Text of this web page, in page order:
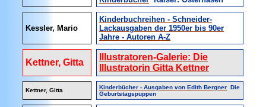
Kessler, Mario
Kinderbuchreihen - Schneider-
Lackausgaben der 1950er bis 90er
Jahre - Autoren A-Z
Kettner, Gitta
Illustratoren-Galerie: Die
Illustratorin Gitta Kettner
Kettner, Gitta Kinderbücher - Ausgaben von Edith Bergner Die
Geburtstagspuppen